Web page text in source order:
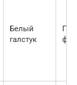
Белый
галстук